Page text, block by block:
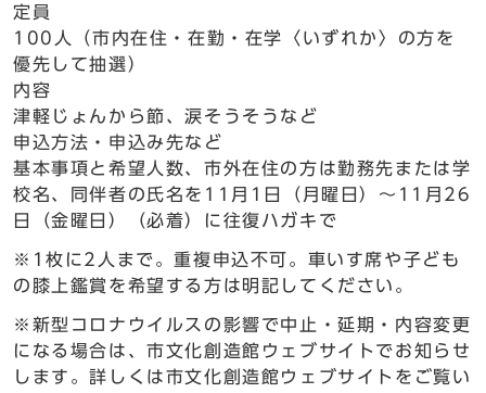
定員
100人（市内在住・在勤・在学〈いずれか〉の方を
優先して抽選）
内容
津軽じょんから節、涙そうそうなど
申込方法・申込み先など
基本事項と希望人数、市外在住の方は勤務先または学
校名、同伴者の氏名を11月1日（月曜日）～11月26
日（金曜日）（必着）に往復ハガキで
※1枚に2人まで。重複申込不可。車いす席や子ども
の膝上鑑賞を希望する方は明記してください。
※新型コロナウイルスの影響で中止・延期・内容変更
になる場合は、市文化創造館ウェブサイトでお知らせ
します。詳しくは市文化創造館ウェブサイトをご覧い